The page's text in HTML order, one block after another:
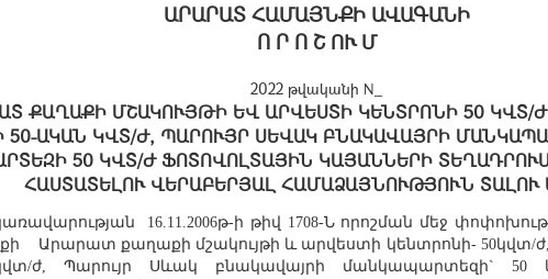
ԱՐԱՐԱՏ ՀԱՄԱՅՆՔԻ ԱՎԱԳԱՆԻ
Ո Ր Ո Շ ՈՒ Մ
2022 թվականի N_
ՔԱՂԱՔԻ ՄՇԱԿՈՒՅԹԻ ԵՎ ԱՐՎԵՍՏԻ ԿԵՆՏՐՈՆԻ 50
ԱԿԱՆ ԿՎՏ/Ժ, ՊԱՐՈՒՅՐ ՍԵՎԱԿ ԲՆԱԿԱՎԱՅՐԻ
50 ԿՎՏ/Ժ ՖՈՏՈՎՈԼՏԱՅԻՆ ԿԱՅԱՆՆԵՐԻ
ՀԱՍՏԱՏԵԼՈՒ ՎԵՐԱԲԵՐՅԱԼ ՀԱՄԱՁԱՅՆՈՒԹՅՈՒՆ ՏԱԼՈՒ
16.11.2006թ-ի թիվ 1708-Ն որոշման մեջ
Արարատ քաղաքի մշակույթի և արվեստի կենտրոնի-
ժ, Պարույր Սևակ բնակավայրի մանկապարտեզի` 50